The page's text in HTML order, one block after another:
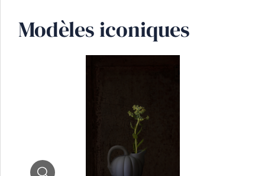
Modèles iconiques